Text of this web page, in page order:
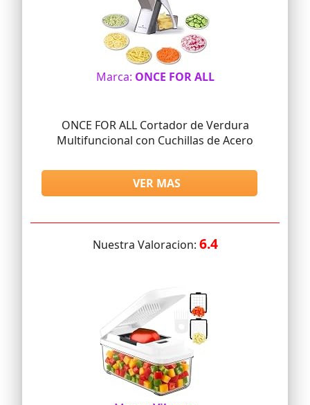
Marca: ONCE FOR ALL
ONCE FOR ALL Cortador de Verdura
Multifuncional con Cuchillas de Acero
VER MAS
Nuestra Valoracion: 6.4